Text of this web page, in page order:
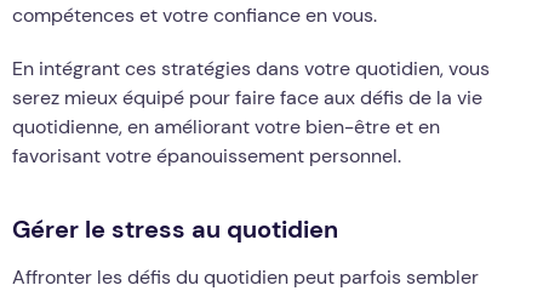
compétences et votre confiance en vous.
En intégrant ces stratégies dans votre quotidien, vous
serez mieux équipé pour faire face aux défis de la vie
quotidienne, en améliorant votre bien-être et en
favorisant votre épanouissement personnel.
Gérer le stress au quotidien
Affronter les défis du quotidien peut parfois sembler